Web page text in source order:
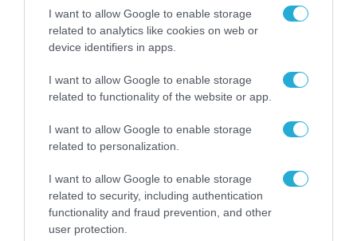
I want to allow Google to enable storage
related to analytics like cookies on web or
device identifiers in apps.
I want to allow Google to enable storage
related to functionality of the website or app.
I want to allow Google to enable storage
related to personalization.
I want to allow Google to enable storage
related to security, including authentication
functionality and fraud prevention, and other
user protection.
«Επιχείρηση ελεύθερα πεζοδρόμια» στην
Αθήνα: Απομακρύνθηκαν παράνομα
αντικείμενα από κοινόχρηστους χώρους